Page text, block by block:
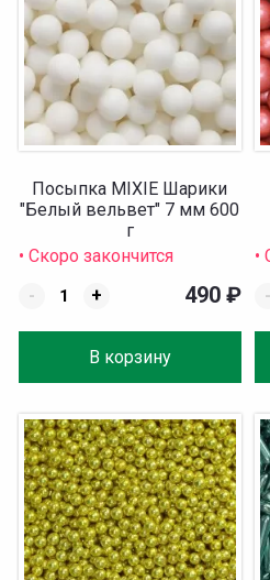
Посыпка MIXIE Шарики
"Белый вельвет" 7 мм 600
г
• Скоро закончится
-
+
В корзину
490 ₽
•
-